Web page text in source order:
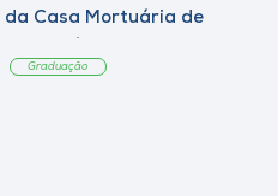
da Casa Mortuária de
Graduação